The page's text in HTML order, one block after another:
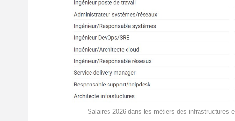
Salaires 2026 dans les métiers des infrastructures